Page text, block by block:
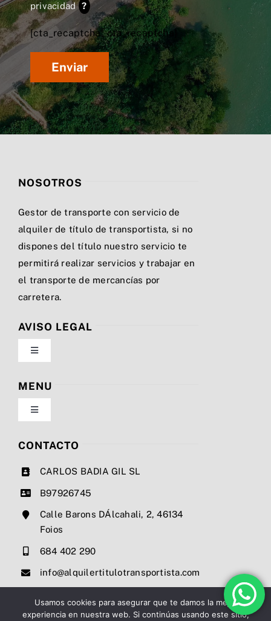
privacidad ?
[cta_recaptcha* cta_recaptcha]
NOSOTROS
Gestor de transporte con servicio de
alquiler de título de transportista, si no
dispones del título nuestro servicio te
permitirá realizar servicios y trabajar en
el transporte de mercancías por
carretera.
AVISO LEGAL
Toggle
Navigation
Política de privacidad
Condiciones de uso
MENU
Toggle
Navigation
Nosotros
Precios
Contacto
CONTACTO
CARLOS BADIA GIL SL
B97926745
Calle Barons DÁlcahali, 2, 46134
Foios
684 402 290
info@alquilertitulotransportista.com
Usamos cookies para asegurar que te damos la mejor
experiencia en nuestra web. Si continúas usando este sitio,